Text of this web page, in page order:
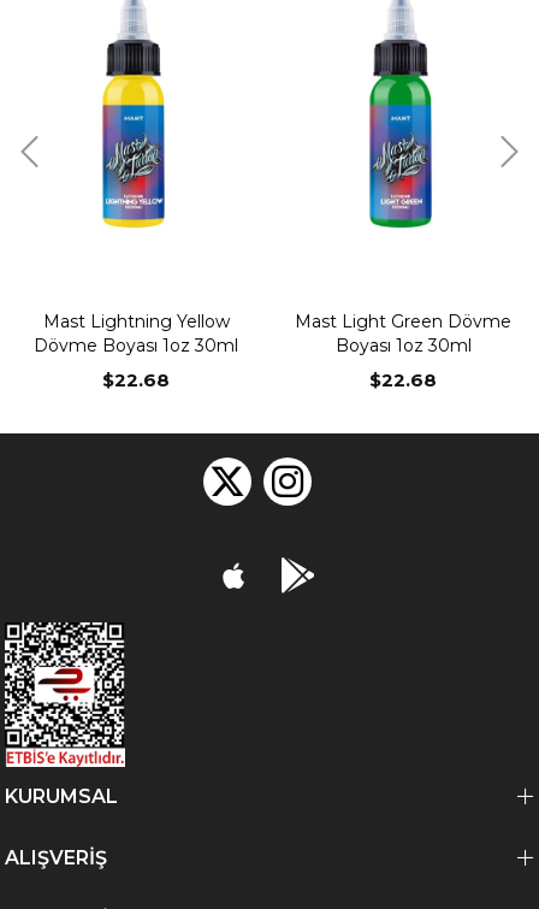
Mast Lightning Yellow
Dövme Boyası 1oz 30ml
$22.68
Mast Light Green Dövme
Boyası 1oz 30ml
$22.68
KURUMSAL
ALIŞVERİŞ